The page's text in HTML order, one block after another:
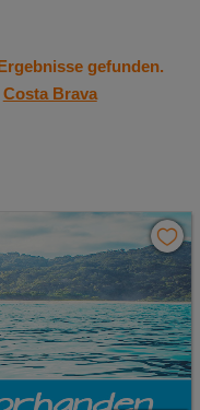
gefunden.
Costa Brava